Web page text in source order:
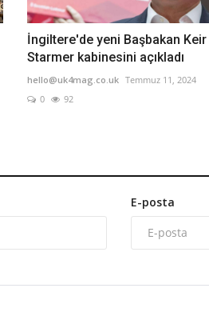
İngiltere'de yeni Başbakan Keir
Starmer kabinesini açıkladı
hello@uk4mag.co.uk Temmuz 11, 2024
0
92
E-posta